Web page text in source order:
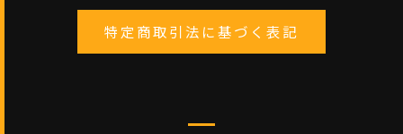
特定商取引法に基づく表記